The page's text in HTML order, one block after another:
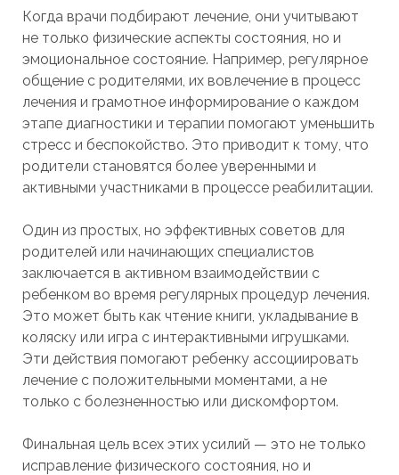
Когда врачи подбирают лечение, они учитывают
не только физические аспекты состояния, но и
эмоциональное состояние. Например, регулярное
общение с родителями, их вовлечение в процесс
лечения и грамотное информирование о каждом
этапе диагностики и терапии помогают уменьшить
стресс и беспокойство. Это приводит к тому, что
родители становятся более уверенными и
активными участниками в процессе реабилитации.
Один из простых, но эффективных советов для
родителей или начинающих специалистов
заключается в активном взаимодействии с
ребенком во время регулярных процедур лечения.
Это может быть как чтение книги, укладывание в
коляску или игра с интерактивными игрушками.
Эти действия помогают ребенку ассоциировать
лечение с положительными моментами, а не
только с болезненностью или дискомфортом.
Финальная цель всех этих усилий — это не только
исправление физического состояния, но и